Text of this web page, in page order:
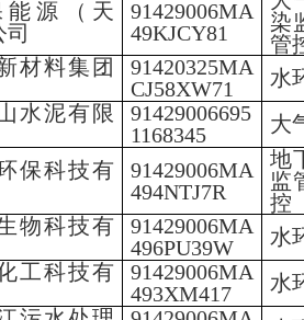
源（天
91429006MA
49KJCY81
染
管
材料集团
91420325MA
CJ58XW71
水
水泥有限
91429006695
1168345
大
保科技有
91429006MA
494NTJ7R
地
监
控
物科技有
91429006MA
496PU39W
水
工科技有
91429006MA
493XM417
水